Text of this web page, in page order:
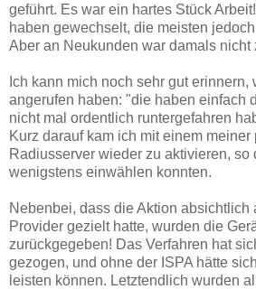
geführt. Es war ein hartes Stück
haben gewechselt, die meisten
Aber an Neukunden war damals nicht
Ich kann mich noch sehr gut
angerufen haben: "die haben einfach
nicht mal ordentlich runtergefahren
Kurz darauf kam ich mit einem
Radiusserver wieder zu aktivieren, so
wenigstens einwählen konnten.
Nebenbei, dass die Aktion absichtlich
Provider gezielt hatte, wurden die
zurückgegeben! Das Verfahren hat
gezogen, und ohne der ISPA hätte
leisten können. Letztendlich wurden